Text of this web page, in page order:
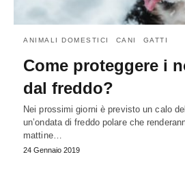
ANIMALI DOMESTICI CANI GATTI
Come proteggere i
dal freddo?
Nei prossimi giorni è previsto un calo
un’ondata di freddo polare che
mattine…
24 Gennaio 2019